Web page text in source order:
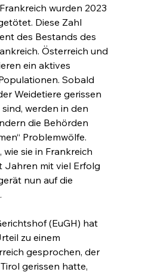
wurden 2023
Diese Zahl
des Bestands des
Österreich und
ein aktives
Sobald
Weidetiere gerissen
werden in den
die Behörden
Problemwölfe.
wie sie in Frankreich
Jahren mit viel Erfolg
nun auf die
(EuGH) hat
zu einem
gesprochen, der
gerissen hatte,